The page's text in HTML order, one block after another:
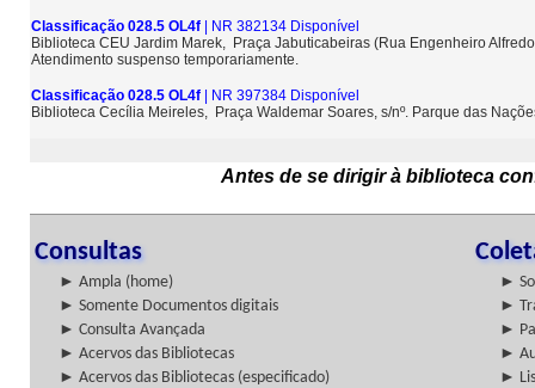
Classificação 028.5 OL4f | NR 382134 Disponível
Biblioteca CEU Jardim Marek, Praça Jabuticabeiras (Rua Engenheiro
Atendimento suspenso temporariamente.
Classificação 028.5 OL4f | NR 397384 Disponível
Biblioteca Cecília Meireles, Praça Waldemar Soares, s/nº. Parque das
Antes de se dirigir à biblioteca
Consultas
► Ampla (home)
►
► Somente Documentos digitais
►
► Consulta Avançada
►
► Acervos das Bibliotecas
►
► Acervos das Bibliotecas (especificado)
►